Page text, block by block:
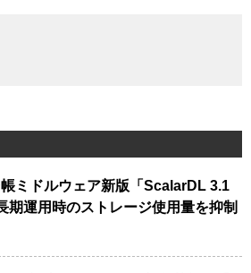
ミドルウェア新版「ScalarDL 3.1
期運用時のストレージ使用量を抑制